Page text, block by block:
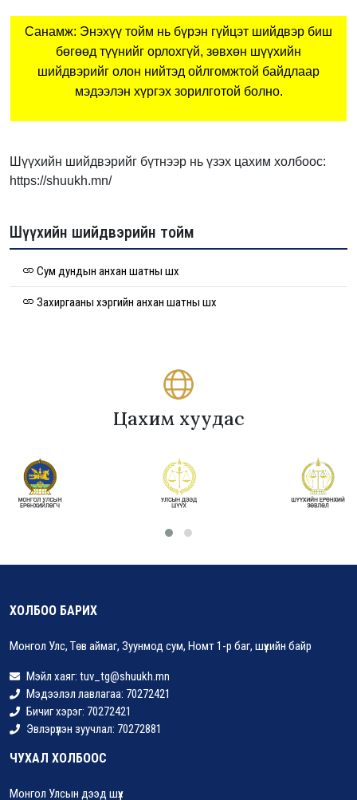
Санамж: Энэхүү тойм нь бүрэн гүйцэт шийдвэр биш
бөгөөд түүнийг орлохгүй, зөвхөн шүүхийн
шийдвэрийг олон нийтэд ойлгомжтой байдлаар
мэдээлэн хүргэх зорилготой болно.
Шүүхийн шийдвэрийг бүтнээр нь үзэх цахим холбоос:
https://shuukh.mn/
Шүүхийн шийдвэрийн тойм
Сум дундын анхан шатны шүүх
Захиргааны хэргийн анхан шатны шүүх
Цахим хуудас
ХОЛБОО БАРИХ
Монгол Улс, Төв аймаг, Зуунмод сум, Номт 1-р баг, шүүхийн байр
Мэйл хаяг: tuv_tg@shuukh.mn
Мэдээлэл лавлагаа: 70272421
Бичиг хэрэг: 70272421
Эвлэрүүлэн зуучлал: 70272881
ЧУХАЛ ХОЛБООС
Монгол Улсын дээд шүүх